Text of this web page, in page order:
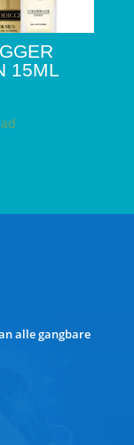
15ML
alle gangbare